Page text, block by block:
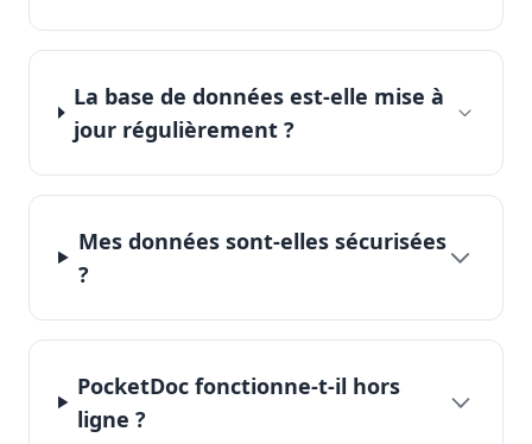
La base de données est-elle mise à
jour régulièrement ?
Mes données sont-elles sécurisées
?
PocketDoc fonctionne-t-il hors
ligne ?